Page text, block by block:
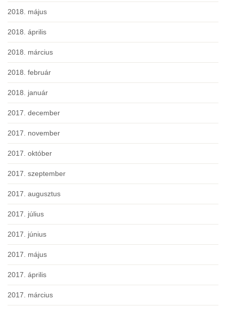
2018. május
2018. április
2018. március
2018. február
2018. január
2017. december
2017. november
2017. október
2017. szeptember
2017. augusztus
2017. július
2017. június
2017. május
2017. április
2017. március